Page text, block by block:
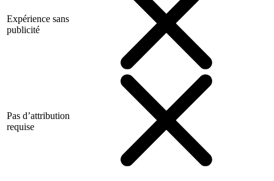
Expérience sans
publicité
Pas d’attribution
requise